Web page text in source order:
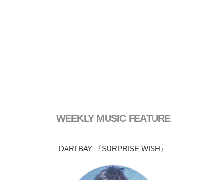
WEEKLY MUSIC FEATURE
DARI BAY 『SURPRISE WISH』